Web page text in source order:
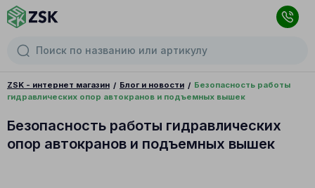
ZSK - интернет магазин Блог и новости
Безопасность работы
гидравлических опор автокранов и подъемных вышек
Безопасность работы гидравлических
опор автокранов и подъемных вышек